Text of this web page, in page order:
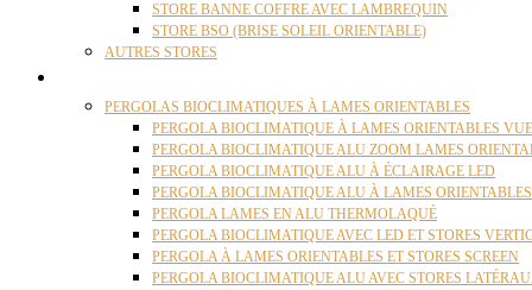
STORE BANNE COFFRE AVEC LAMBREQUIN
STORE BSO (BRISE SOLEIL ORIENTABLE)
AUTRES STORES
PERGOLAS BIOCLIMATIQUES À LAMES ORIENTABLES
PERGOLA BIOCLIMATIQUE À LAMES ORIENTABLES
PERGOLA BIOCLIMATIQUE ALU ZOOM LAMES
PERGOLA BIOCLIMATIQUE ALU À ÉCLAIRAGE LED
PERGOLA BIOCLIMATIQUE ALU À LAMES
PERGOLA LAMES EN ALU THERMOLAQUÉ
PERGOLA BIOCLIMATIQUE AVEC LED ET STORES
PERGOLA À LAMES ORIENTABLES ET STORES SCREEN
PERGOLA BIOCLIMATIQUE ALU AVEC STORES